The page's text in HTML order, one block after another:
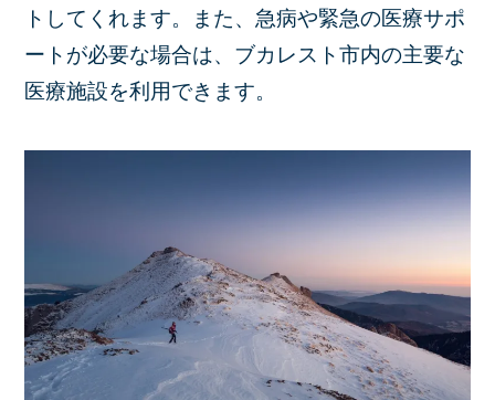
トしてくれます。また、急病や緊急の医療サポ
ートが必要な場合は、ブカレスト市内の主要な
医療施設を利用できます。